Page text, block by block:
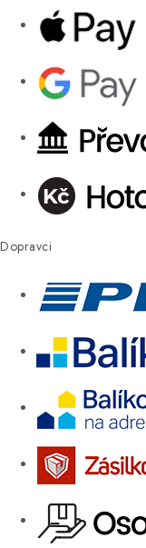
Dopravci